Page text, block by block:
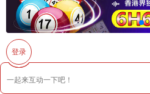
登录